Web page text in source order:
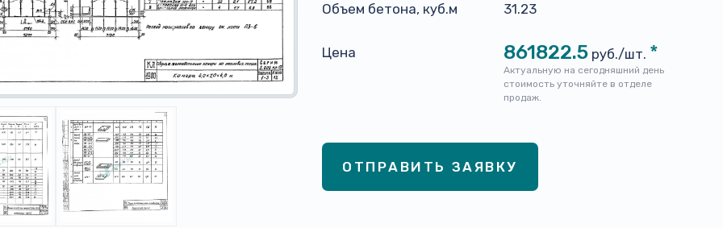
Объем бетона, куб.м
31.23
Цена 861822.5 руб./шт. *
Актуальную на сегодняшний день
стоимость уточняйте в отделе
продаж.
ОТПРАВИТЬ ЗАЯВКУ